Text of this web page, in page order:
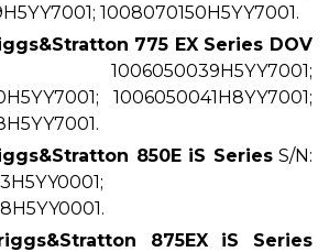
1008070150H5YY7001.
775 EX Series DOV
1006050041H8YY7001;
850E iS SeriesS/N:
875EX iS Series